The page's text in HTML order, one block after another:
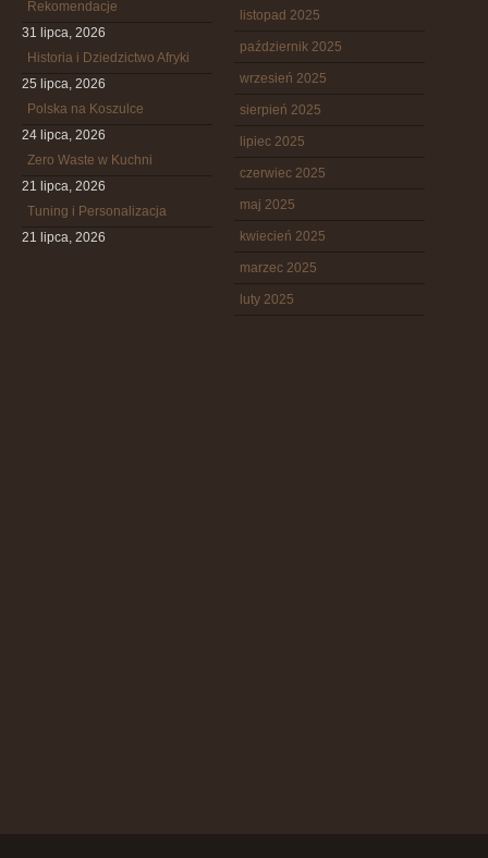
Rekomendacje
31 lipca, 2026
Historia i Dziedzictwo Afryki
25 lipca, 2026
Polska na Koszulce
24 lipca, 2026
Zero Waste w Kuchni
21 lipca, 2026
Tuning i Personalizacja
21 lipca, 2026
listopad 2025
październik 2025
wrzesień 2025
sierpień 2025
lipiec 2025
czerwiec 2025
maj 2025
kwiecień 2025
marzec 2025
luty 2025